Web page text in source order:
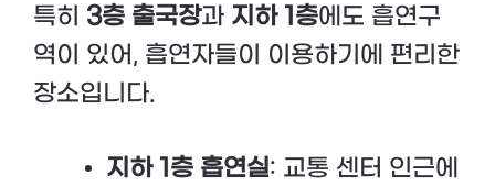
특히 3층 출국장과 지하 1층에도 흡연구
역이 있어, 흡연자들이 이용하기에 편리한
장소입니다.
지하 1층 흡연실: 교통 센터 인근에